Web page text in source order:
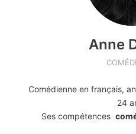
Anne
Comédienne en français,
24
Ses compétences